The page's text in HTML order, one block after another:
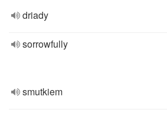
driady
sorrowfully
smutkiem